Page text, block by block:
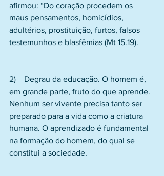
afirmou: “Do coração procedem os
maus pensamentos, homicídios,
adultérios, prostituição, furtos, falsos
testemunhos e blasfêmias (Mt 15.19).
2)    Degrau da educação. O homem é,
em grande parte, fruto do que aprende.
Nenhum ser vivente precisa tanto ser
preparado para a vida como a criatura
humana. O aprendizado é fundamental
na formação do homem, do qual se
constitui a sociedade.